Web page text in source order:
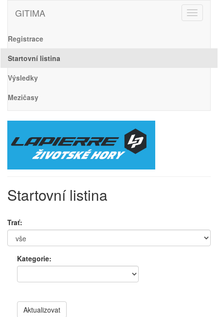
Toggle
GITIMA
Registrace
Startovní listina
Výsledky
Mezičasy
Startovní listina
Trať:
Kategorie:
Aktualizovat